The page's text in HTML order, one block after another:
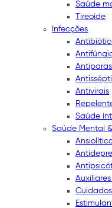
Saúde
Tireoide
Infecções
Antivirais
Saúde
Saúde Mental